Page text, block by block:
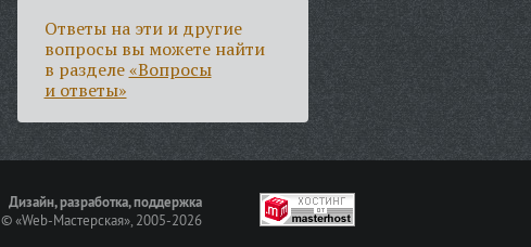
Ответы на эти и другие
вопросы вы можете найти
в разделе«Вопросы
и ответы»
Дизайн, разработка, поддержка
©«Web-Мастерская» , 2005-2026